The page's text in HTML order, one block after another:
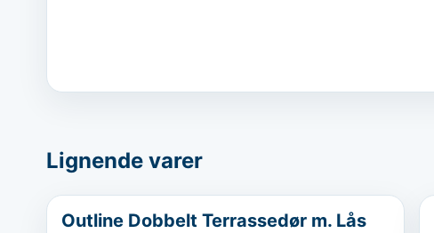
Lignende varer
Outline Dobbelt Terrassedør m. Lås